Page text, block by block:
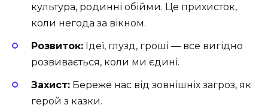
культура, родинні обійми. Це прихисток,
коли негода за вікном.
Розвиток: Ідеї, глузд, гроші — все вигідно
розвивається, коли ми єдині.
Захист: Береже нас від зовнішніх загроз, як
герой з казки.